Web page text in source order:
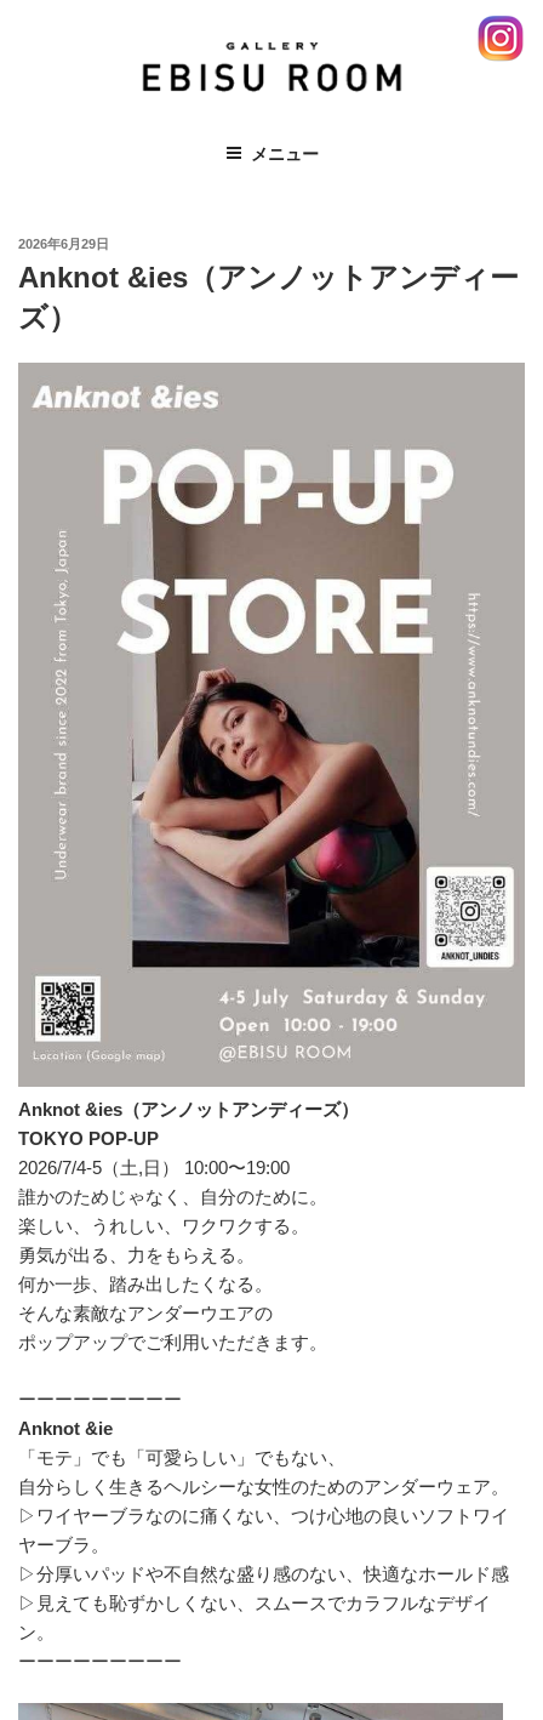
EBISU ROOM 恵比寿 エビス レンタ
メニュー
投
稿
日:
2026年6月29日
Anknot &ies（アンノットアンディー
ズ）
Anknot &ies（アンノットアンディーズ）
TOKYO POP-UP
2026/7/4-5（土,日） 10:00〜19:00
誰かのためじゃなく、自分のために。
楽しい、うれしい、ワクワクする。
勇気が出る、力をもらえる。
何か一歩、踏み出したくなる。
そんな素敵なアンダーウエアの
ポップアップでご利用いただきます。
ーーーーーーーーー
Anknot &ie
「モテ」でも「可愛らしい」でもない、
自分らしく生きるヘルシーな女性のためのアンダーウェア。
▷ワイヤーブラなのに痛くない、つけ心地の良いソフトワイ
ヤーブラ。
▷分厚いパッドや不自然な盛り感のない、快適なホールド感
▷見えても恥ずかしくない、スムースでカラフルなデザイ
ン。
ーーーーーーーーー